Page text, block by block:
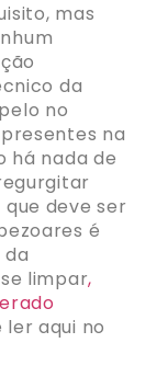
mas
da
no
na
há nada de
que deve ser
é
limpar,
aqui no